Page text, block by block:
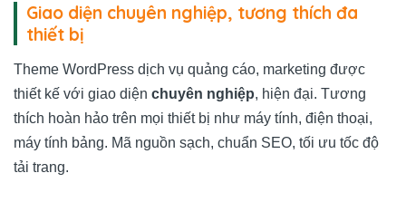
Giao diện chuyên nghiệp, tương thích đa
thiết bị
Theme WordPress dịch vụ quảng cáo, marketing được
thiết kế với giao diện chuyên nghiệp, hiện đại. Tương
thích hoàn hảo trên mọi thiết bị như máy tính, điện thoại,
máy tính bảng. Mã nguồn sạch, chuẩn SEO, tối ưu tốc độ
tải trang.